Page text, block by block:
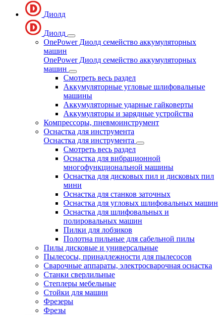
Диолд
Диолд
OnePower Диолд семейство аккумуляторных
машин
OnePower Диолд семейство аккумуляторных
машин
Смотреть весь раздел
Аккумуляторные угловые шлифовальные
машины
Аккумуляторные ударные гайковерты
Аккумуляторы и зарядные устройства
Компрессоры, пневмоинструмент
Оснастка для инструмента
Оснастка для инструмента
Смотреть весь раздел
Оснастка для вибрационной
многофункциональной машины
Оснастка для дисковых пил и дисковых пил
мини
Оснастка для станков заточных
Оснастка для угловых шлифовальных машин
Оснастка для шлифовальных и
полировальных машин
Пилки для лобзиков
Полотна пильные для сабельной пилы
Пилы дисковые и универсальные
Пылесосы, принадлежности для пылесосов
Сварочные аппараты, электросварочная оснастка
Станки сверлильные
Степлеры мебельные
Стойки для машин
Фрезеры
Фрезы